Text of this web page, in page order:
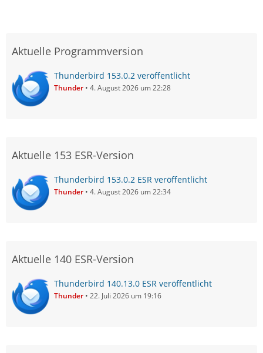
Aktuelle Programmversion
Thunderbird 153.0.2 veröffentlicht
Thunder 4. August 2026 um 22:28
Aktuelle 153 ESR-Version
Thunderbird 153.0.2 ESR veröffentlicht
Thunder 4. August 2026 um 22:34
Aktuelle 140 ESR-Version
Thunderbird 140.13.0 ESR veröffentlicht
Thunder 22. Juli 2026 um 19:16